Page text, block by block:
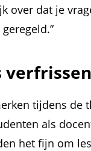
over dat je
tijdens de
als
het fijn om